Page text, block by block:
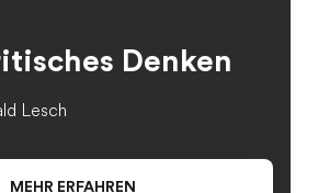
Denken
Lesch
MEHR ERFAHREN